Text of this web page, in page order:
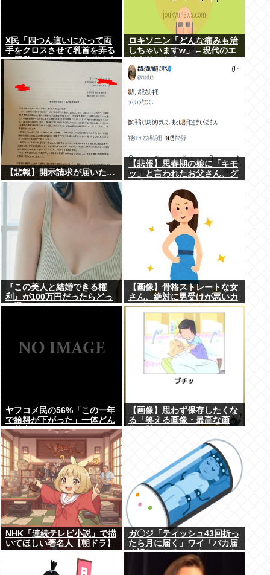
X民「四つん這いになって両
手をクロスさせて乳首を弄る
と簡単にイケる」 これ出来な
ロキソニン「どんな痛みも治
しちゃいますw」←現代のエ
【悲報】開示請求が届いた…
【悲報】思春期の娘に「キモ
ッ」と言われたお父さん、グ
『この美人と結婚できる権
利』が100万円だったらどっ
ち選ぶwww
【画像】骨格ストレートな女
さん、絶対に男受けが悪いカ
ラダになってしまうｗｗｗ
ヤフコメ民の56%「この一年
で給料が下がった」一体どん
な仕事してんだよこいつ
ら！？
【画像】思わず保存したくな
る「笑える画像・最高な画
NHK「連続テレビ小説」で描
いてほしい著名人【朝ドラ】
ガ〇ジ「ティッシュ43回折っ
たら月に届く」ワイ「バカ届
く訳ねーやろ！ｗやってみた